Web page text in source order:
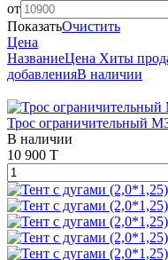
от
ПоказатьОчистить
Цена
НазваниеЦена Хиты
добавленияВ наличии
Трос ограничительный
В наличии
10 900 T